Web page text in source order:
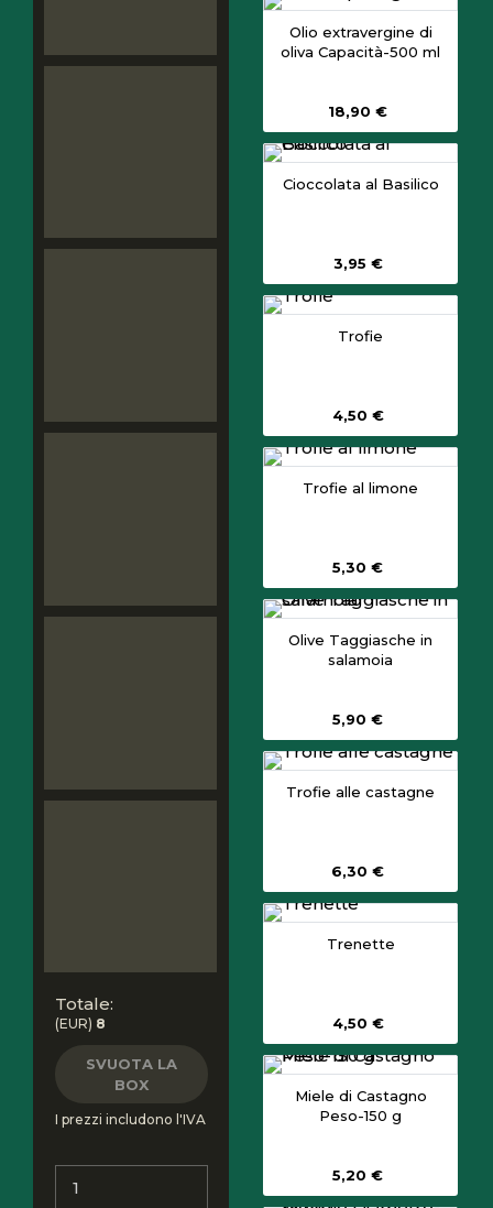
Totale:
(EUR) 8
SVUOTA LA
BOX
I prezzi includono l'IVA
Q
Olio extravergine di
oliva Capacità-500 ml
18,90 €
Cioccolata al Basilico
3,95 €
Trofie
4,50 €
Trofie al limone
5,30 €
Olive Taggiasche in
salamoia
5,90 €
Trofie alle castagne
6,30 €
Trenette
4,50 €
Miele di Castagno
Peso-150 g
5,20 €